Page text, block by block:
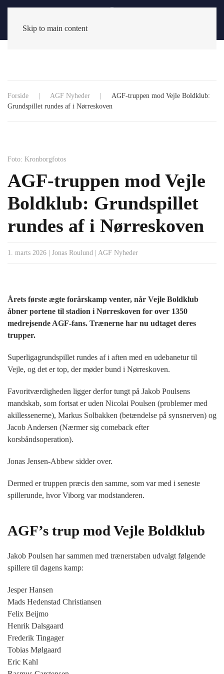
Skip to main content
Forside AGF Nyheder
AGF-truppen mod Vejle Boldklub:
Grundspillet rundes af i Nørreskoven
Foto: Kronborgfotos
AGF-truppen mod Vejle
Boldklub: Grundspillet
rundes af i Nørreskoven
1. marts 2026 Jonas Roulund AGF Nyheder
Årets første ægte forårskamp venter, når Vejle Boldklub
åbner portene til stadion i Nørreskoven for over 1350
medrejsende AGF-fans. Trænerne har nu udtaget deres
trupper.
Superligagrundspillet rundes af i aften med en udebanetur til
Vejle, og det er top, der møder bund i Nørreskoven.
Favoritværdigheden ligger derfor tungt på Jakob Poulsens
mandskab, som fortsat er uden Nicolai Poulsen (problemer med
akillessenerne), Markus Solbakken (betændelse på synsnerven) og
Jacob Andersen (Nærmer sig comeback efter
korsbåndsoperation).
Jonas Jensen-Abbew sidder over.
Dermed er truppen præcis den samme, som var med i seneste
spillerunde, hvor Viborg var modstanderen.
AGF’s trup mod Vejle Boldklub
Jakob Poulsen har sammen med trænerstaben udvalgt følgende
spillere til dagens kamp:
Jesper Hansen
Mads Hedenstad Christiansen
Felix Beijmo
Henrik Dalsgaard
Frederik Tingager
Tobias Mølgaard
Eric Kahl